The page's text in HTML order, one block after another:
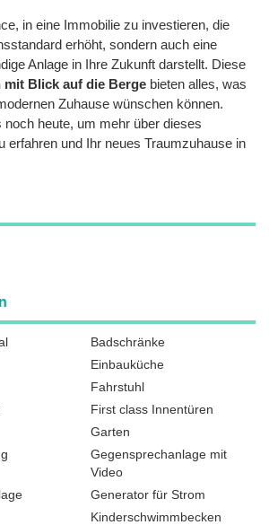
in eine Immobilie zu investieren, die
erhöht, sondern auch eine
Anlage in Ihre Zukunft darstellt. Diese
Blick auf die Berge bieten alles, was
Zuhause wünschen können.
noch heute, um mehr über dieses
erfahren und Ihr neues Traumzuhause in
Badschränke
Einbauküche
Fahrstuhl
First class Innentüren
Garten
Gegensprechanlage mit
Video
Generator für Strom
Kinderschwimmbecken